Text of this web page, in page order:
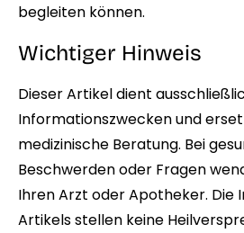
begleiten können.
Wichtiger Hinweis
Dieser Artikel dient
Informationszwecken und
medizinische Beratung. Bei
Beschwerden oder Fragen
Ihren Arzt oder Apotheker. Die
Artikels stellen keine